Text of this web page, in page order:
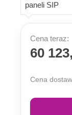
paneli SIP
Cena teraz:
60
Cena